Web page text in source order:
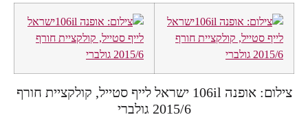
צילום: אופנה 106il ישראל לייף סטייל, קולקציית חורף
2015/6 גולברי